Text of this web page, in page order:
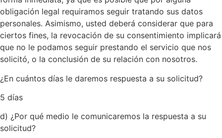
obligación legal requiramos seguir tratando sus datos
personales. Asimismo, usted deberá considerar que para
ciertos fines, la revocación de su consentimiento implicará
que no le podamos seguir prestando el servicio que nos
solicitó, o la conclusión de su relación con nosotros.
¿En cuántos días le daremos respuesta a su solicitud?
5 días
d) ¿Por qué medio le comunicaremos la respuesta a su
solicitud?